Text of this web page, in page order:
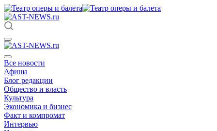
Все новости
Афиша
Блог редакции
Общество и власть
Культура
Экономика и бизнес
Факт и компромат
Интервью